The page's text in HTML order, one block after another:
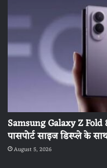
Samsung Galaxy Z
पासपोर्ट साइज डिस्प्ले के
August 5, 2026